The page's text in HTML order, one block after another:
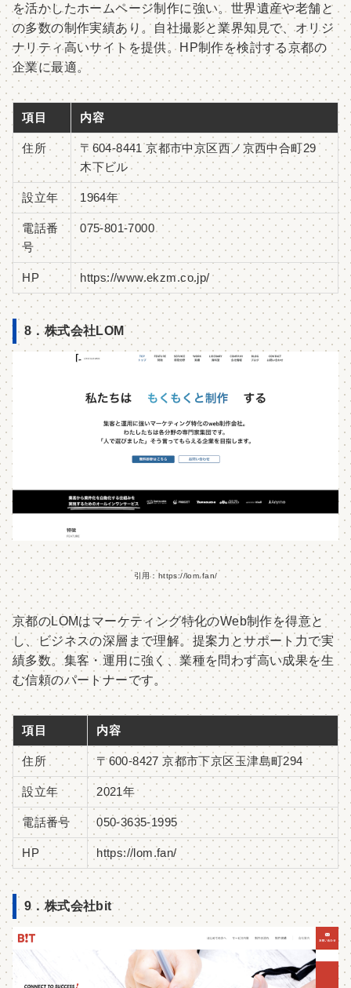
を活かしたホームページ制作に強い。世界遺産や老舗と
の多数の制作実績あり。自社撮影と業界知見で、オリジ
ナリティ高いサイトを提供。HP制作を検討する京都の
企業に最適。
項目 内容
住所
〒604-8441 京都市中京区西ノ京西中合町29
木下ビル
設立年 1964年
電話番
号
075-801-7000
HP https://www.ekzm.co.jp/
8．株式会社LOM
引用：https://lom.fan/
京都のLOMはマーケティング特化のWeb制作を得意と
し、ビジネスの深層まで理解。提案力とサポート力で実
績多数。集客・運用に強く、業種を問わず高い成果を生
む信頼のパートナーです。
項目 内容
住所 〒600-8427 京都市下京区玉津島町294
設立年 2021年
電話番号 050-3635-1995
HP https://lom.fan/
9．株式会社bit